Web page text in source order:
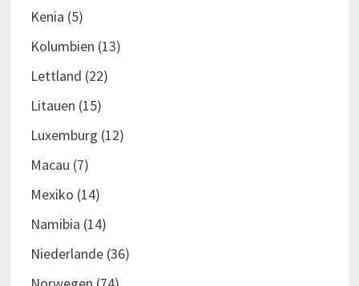
Kenia (5)
Kolumbien (13)
Lettland (22)
Litauen (15)
Luxemburg (12)
Macau (7)
Mexiko (14)
Namibia (14)
Niederlande(36)